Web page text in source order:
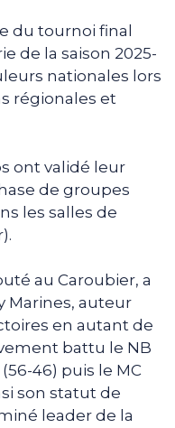
du tournoi final
de la saison 2025-
nationales lors
régionales et
ont validé leur
de groupes
les salles de
au Caroubier, a
Marines, auteur
en autant de
battu le NB
46) puis le MC
son statut de
leader de la